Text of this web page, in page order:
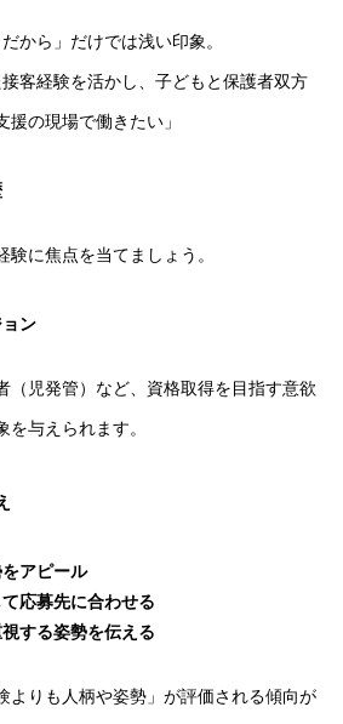
から」だけでは浅い印象。
接客経験を活かし、子どもと保護者双方
の現場で働きたい」
に焦点を当てましょう。
ン
（児発管）など、資格取得を目指す意欲
与えられます。
アピール
応募先に合わせる
する姿勢を伝える
よりも人柄や姿勢」が評価される傾向が